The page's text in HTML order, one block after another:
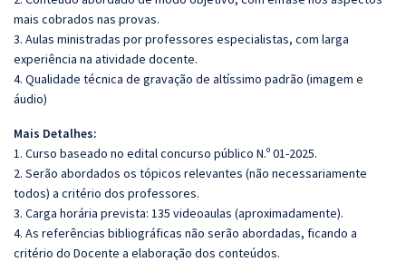
mais cobrados nas provas.
3. Aulas ministradas por professores especialistas, com larga
experiência na atividade docente.
4. Qualidade técnica de gravação de altíssimo padrão (imagem e
áudio)
Mais Detalhes:
1. Curso baseado no edital concurso público N.º 01-2025.
2. Serão abordados os tópicos relevantes (não necessariamente
todos) a critério dos professores.
3. Carga horária prevista: 135 videoaulas (aproximadamente).
4. As referências bibliográficas não serão abordadas, ficando a
critério do Docente a elaboração dos conteúdos.